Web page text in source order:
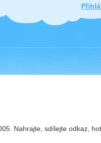
Nahrajte, sdílejte odkaz,